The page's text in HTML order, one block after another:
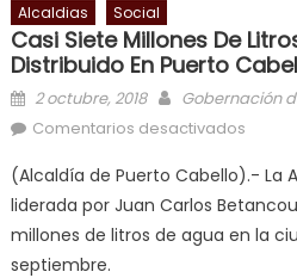
Alcaldias Social
Casi Siete Millones De
Distribuido En Puerto
Posted on
2 octubre, 2018 Author
Gobernación
Comentarios desactivados
(Alcaldía de Puerto Cabello).- La
liderada por Juan Carlos
millones de litros de agua en la
septiembre.